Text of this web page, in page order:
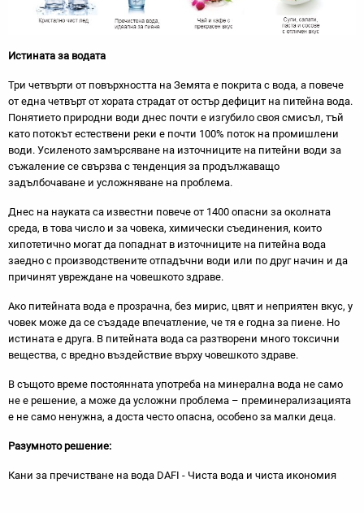
Истината за водата
Три четвърти от повърхността на Земята е покрита с вода, а повече
от една четвърт от хората страдат от остър дефицит на питейна вода.
Понятието природни води днес почти е изгубило своя смисъл, тъй
като потокът естествени реки е почти 100% поток на промишлени
води. Усиленото замърсяване на източниците на питейни води за
съжаление се свързва с тенденция за продължаващо
задълбочаване и усложняване на проблема.
Днес на науката са известни повече от 1400 опасни за околната
среда, в това число и за човека, химически съединения, които
хипотетично могат да попаднат в източниците на питейна вода
заедно с производствените отпадъчни води или по друг начин и да
причинят увреждане на човешкото здраве.
Ако питейната вода е прозрачна, без мирис, цвят и неприятен вкус, у
човек може да се създаде впечатление, че тя е годна за пиене. Но
истината е друга. В питейната вода са разтворени много токсични
вещества, с вредно въздействие върху човешкото здраве.
В същото време постоянната употреба на минерална вода не само
не е решение, а може да усложни проблема – преминерализацията
е не само ненужна, а доста често опасна, особено за малки деца.
Разумното решение:
Кани за пречистване на вода DAFI - Чиста вода и чиста икономия